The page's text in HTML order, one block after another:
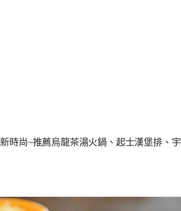
時尚~推薦烏龍茶湯火鍋、起士漢堡排、宇